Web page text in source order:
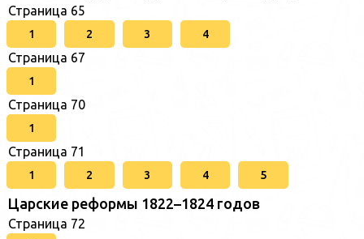
Страница 65
1 2 3 4
Страница 67
1
Страница 70
1
Страница 71
1 2 3 4 5
Царские реформы 1822–1824 годов
Страница 72